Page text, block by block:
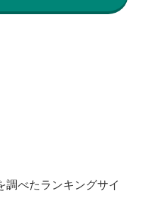
べたランキングサイ